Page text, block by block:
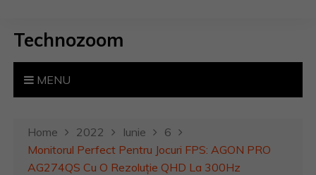
Technozoom
MENU
Home 2022 Iunie
6
Monitorul Perfect Pentru Jocuri FPS: AGON PRO
AG274QS Cu O Rezoluție QHD La 300Hz